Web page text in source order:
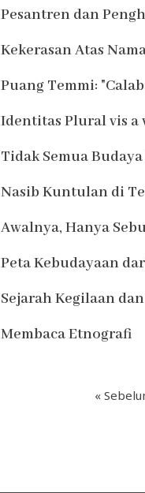
Pesantren dan
Kekerasan Atas
Puang Temmi:
Identitas Plural vis a
Tidak Semua
Nasib Kuntulan di
Awalnya, Hanya
Peta Kebudayaan
Sejarah Kegilaan
Membaca Etnografi
«